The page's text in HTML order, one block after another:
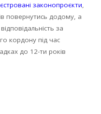
законопроєкти,
повернутись додому, а
за
кордону під час
до 12-ти років